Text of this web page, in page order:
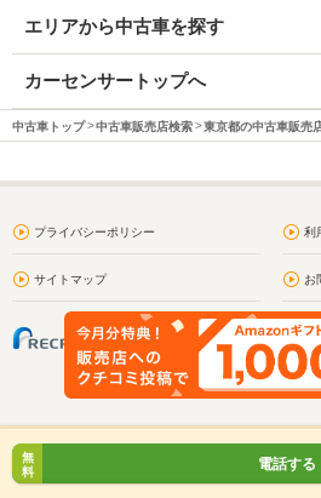
エリアから中古車を探す
カーセンサートップへ
中古車トップ 中古車販売店検索 東京都の中古車販売
プライバシーポリシー 利
サイトマップ お
無
料
電話する